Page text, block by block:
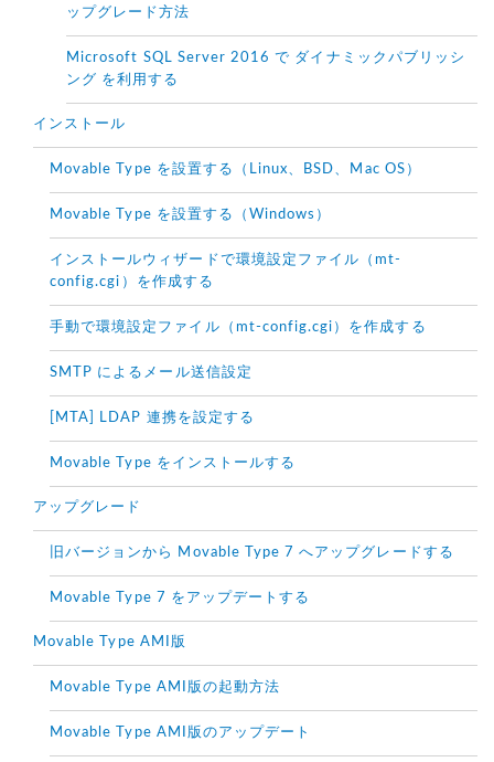
ップグレード方法
Microsoft SQL Server 2016 で ダイナミックパブリッシ
ング を利用する
インストール
Movable Type を設置する（Linux、BSD、Mac OS）
Movable Type を設置する（Windows）
インストールウィザードで環境設定ファイル（mt-
config.cgi）を作成する
手動で環境設定ファイル（mt-config.cgi）を作成する
SMTP によるメール送信設定
[MTA] LDAP 連携を設定する
Movable Type をインストールする
アップグレード
旧バージョンから Movable Type 7 へアップグレードする
Movable Type 7 をアップデートする
Movable Type AMI版
Movable Type AMI版の起動方法
Movable Type AMI版のアップデート